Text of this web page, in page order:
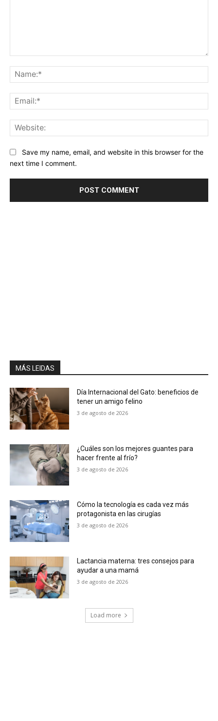
Save my name, email, and website in this browser for the
next time I comment.
MÁS LEIDAS
Día Internacional del Gato: beneficios de
tener un amigo felino
3 de agosto de 2026
¿Cuáles son los mejores guantes para
hacer frente al frío?
3 de agosto de 2026
Cómo la tecnología es cada vez más
protagonista en las cirugías
3 de agosto de 2026
Lactancia materna: tres consejos para
ayudar a una mamá
3 de agosto de 2026
Load more